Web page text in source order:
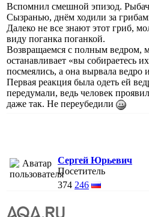
Вспомнил смешной эпизод.
Сызранью, днём ходили за
Далеко не все знают этот гриб,
виду поганка поганкой.
Возвращаемся с полным ведром,
останавливает «вы собираетесь
посмеялись, а она вырвала ведро
Первая реакция была одеть ей
передумали, ведь человек
даже так. Не переубедили
Сергей Юрьевич
Посетитель
374 246